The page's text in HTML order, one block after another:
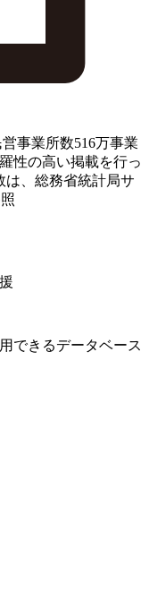
事業所数516万事業
性の高い掲載を行っ
は、総務省統計局サ
できるデータベース